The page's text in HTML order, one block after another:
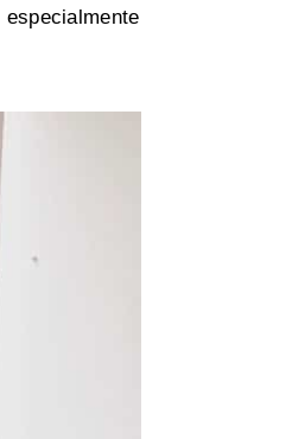
especialmente